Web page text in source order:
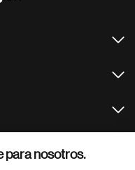
para nosotros.